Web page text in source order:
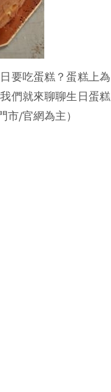
要吃蛋糕？蛋糕上為
們就來聊聊生日蛋糕
/官網為主）